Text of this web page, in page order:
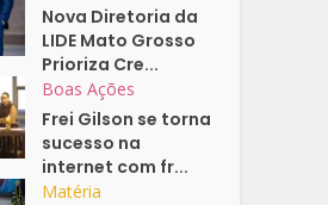
Nova Diretoria da
LIDE Mato Grosso
Prioriza Cre...
Boas Ações
Frei Gilson se torna
sucesso na
internet com fr...
Matéria